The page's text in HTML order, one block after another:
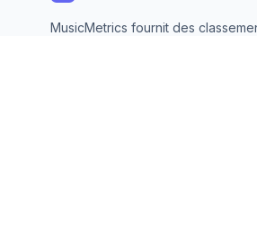
MusicMetrics fournit des